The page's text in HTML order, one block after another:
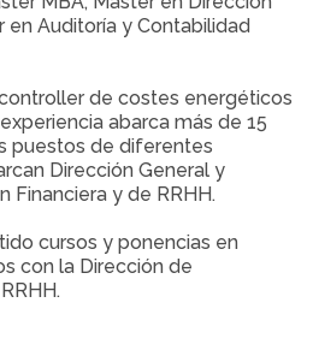
en Auditoría y Contabilidad
de costes energéticos
abarca más de 15
puestos de diferentes
Dirección General y
Financiera y de RRHH.
cursos y ponencias en
con la Dirección de